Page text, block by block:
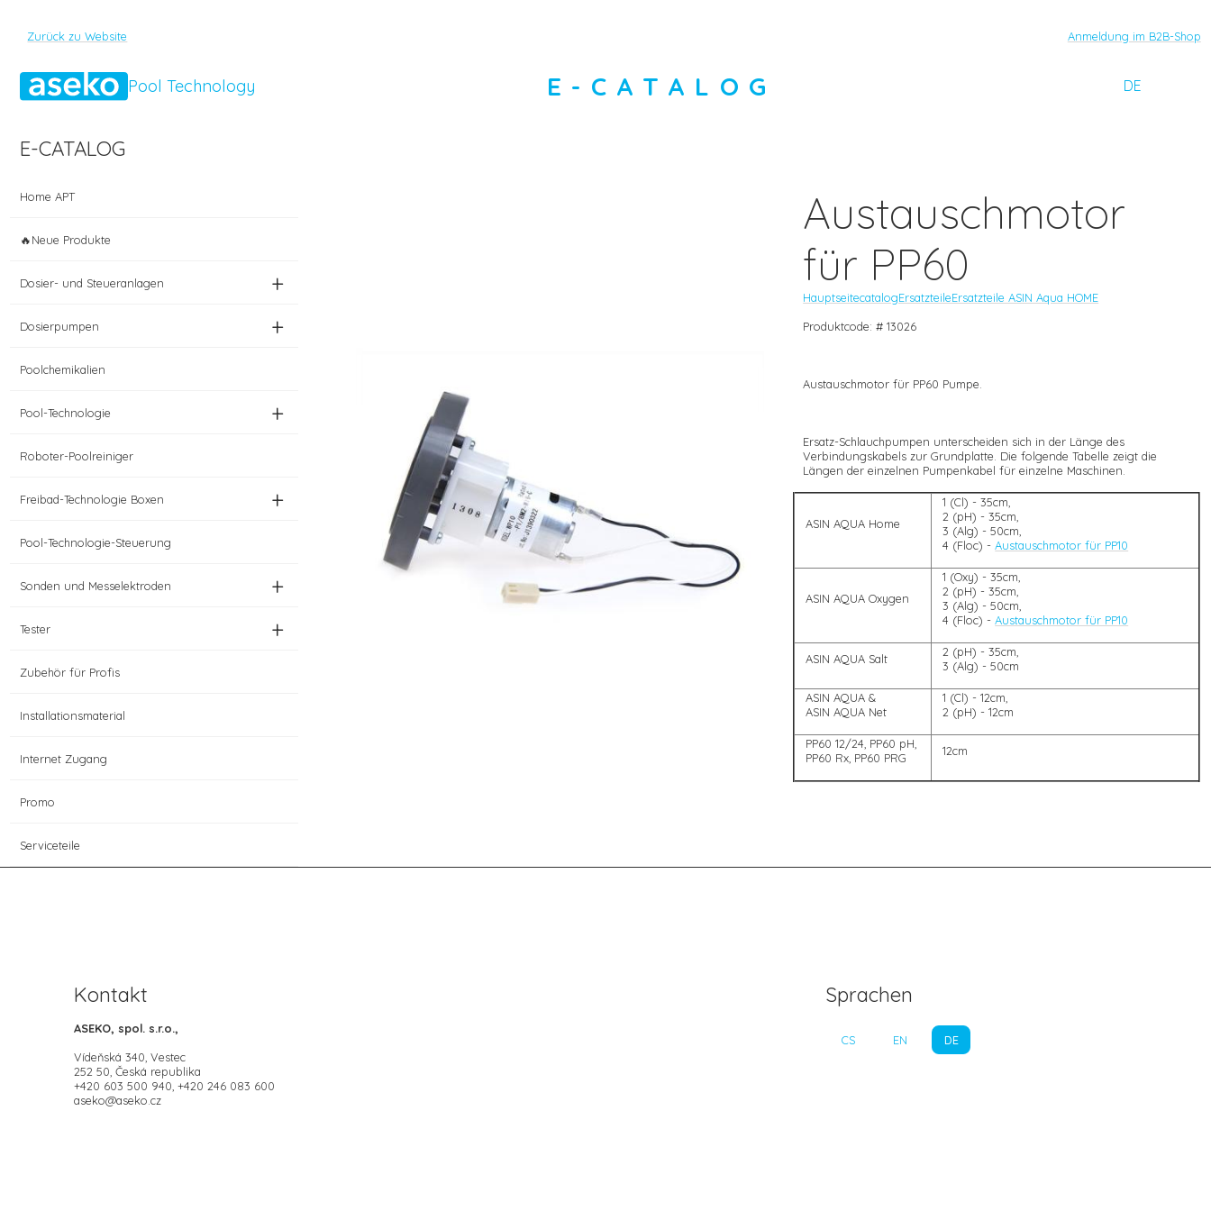
Zurück zu Website Anmeldung im B2B-Shop
Pool Technology E-CATALOG DE
E-CATALOG
Home APT
🔥Neue Produkte
Dosier- und Steueranlagen +
Dosierpumpen +
Poolchemikalien
Pool-Technologie +
Roboter-Poolreiniger
Freibad-Technologie Boxen +
Pool-Technologie-Steuerung
Sonden und Messelektroden +
Tester +
Zubehör für Profis
Installationsmaterial
Internet Zugang
Promo
Serviceteile
Austauschmotor
für PP60
HauptseitecatalogErsatzteileErsatzteile ASIN Aqua HOME
Produktcode: # 13026
Austauschmotor für PP60 Pumpe.
Ersatz-Schlauchpumpen unterscheiden sich in der Länge des
Verbindungskabels zur Grundplatte. Die folgende Tabelle zeigt die
Längen der einzelnen Pumpenkabel für einzelne Maschinen.
ASIN AQUA Home
1 (Cl) - 35cm,
2 (pH) - 35cm,
3 (Alg) - 50cm,
4 (Floc) -Austauschmotor für PP10
ASIN AQUA Oxygen
1 (Oxy) - 35cm,
2 (pH) - 35cm,
3 (Alg) - 50cm,
4 (Floc) -Austauschmotor für PP10
ASIN AQUA Salt
2 (pH) - 35cm,
3 (Alg) - 50cm
ASIN AQUA &
ASIN AQUA Net
1 (Cl) - 12cm,
2 (pH) - 12cm
PP60 12/24, PP60 pH,
PP60 Rx, PP60 PRG
12cm
Kontakt
ASEKO, spol. s.r.o.,
Vídeňská 340, Vestec
252 50, Česká republika
+420 603 500 940, +420 246 083 600
aseko@aseko.cz
Sprachen
CS EN DE